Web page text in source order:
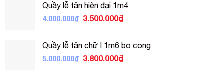
3.800.000₫.là:
3.200.000₫.
Quầy lễ tân hiện đại 1m4
4.000.000₫ Giá
4.000.000₫.
3.500.000₫Giá
là:
3.500.000₫.
Quầy lễ tân chữ l 1m6 bo cong
5.000.000₫ Giá
3.800.000₫Giá